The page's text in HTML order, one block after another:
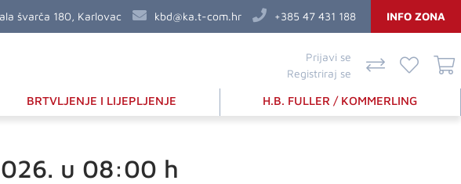
švarča 180, Karlovac kbd@ka.t-com.hr +385 47 431 188 INFO ZONA
Prijavi se
Registriraj se
BRTVLJENJE I LIJEPLJENJE H.B. FULLER / KOMMERLING
u 08:00 h